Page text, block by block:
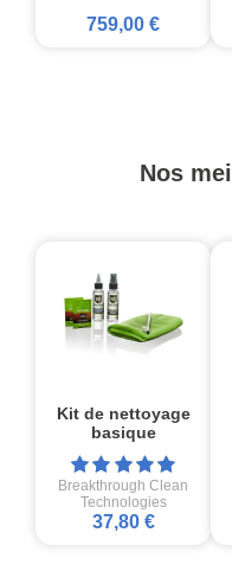
759,00 €
Nos
Kit de nettoyage
basique
Breakthrough Clean
Technologies
37,80 €